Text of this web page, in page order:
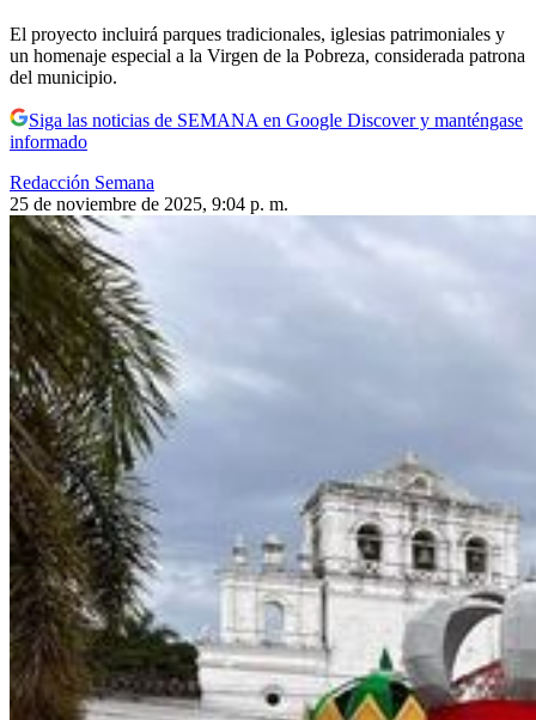
El proyecto incluirá parques tradicionales, iglesias patrimoniales y
un homenaje especial a la Virgen de la Pobreza, considerada patrona
del municipio.
Siga las noticias de SEMANA en Google Discover y manténgase
informado
Redacción Semana
25 de noviembre de 2025, 9:04 p. m.